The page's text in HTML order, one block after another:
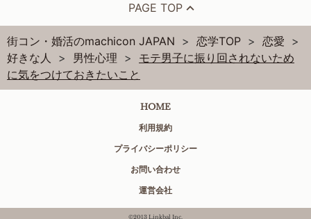
PAGE TOP
街コン・婚活のmachicon JAPAN 恋学TOP
恋愛
好きな人
男性心理
モテ男子に振り回されないため
に気をつけておきたいこと
HOME
利用規約
プライバシーポリシー
お問い合わせ
運営会社
©2013 Linkbal Inc.